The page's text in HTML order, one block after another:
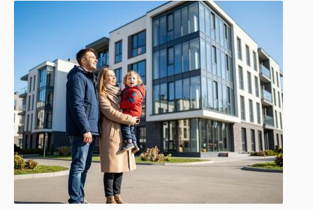
Коттеджные
поселки
ипотеку
Бизнес-
центры
Коттеджи
Скидки